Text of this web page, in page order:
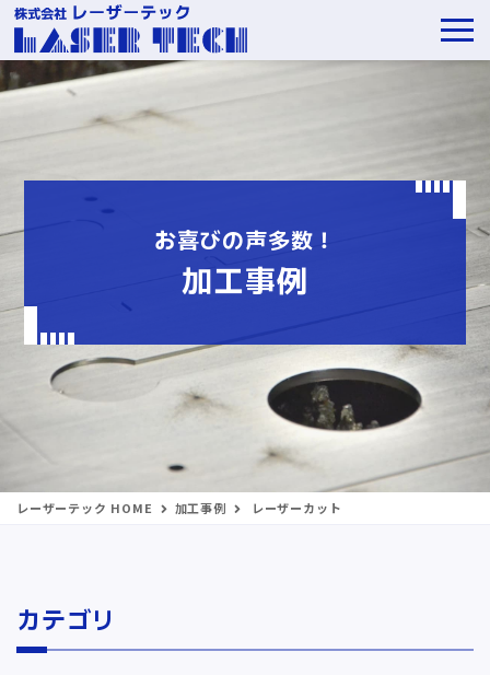
お喜びの声多数！
加工事例
レーザーテック HOME 加工事例 レーザーカット
カテゴリ